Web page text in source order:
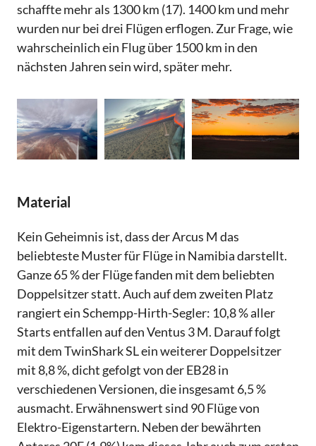
schaffte mehr als 1300 km (17). 1400 km und mehr
wurden nur bei drei Flügen erflogen. Zur Frage, wie
wahrscheinlich ein Flug über 1500 km in den
nächsten Jahren sein wird, später mehr.
Material
Kein Geheimnis ist, dass der Arcus M das
beliebteste Muster für Flüge in Namibia darstellt.
Ganze 65 % der Flüge fanden mit dem beliebten
Doppelsitzer statt. Auch auf dem zweiten Platz
rangiert ein Schempp-Hirth-Segler: 10,8 % aller
Starts entfallen auf den Ventus 3 M. Darauf folgt
mit dem TwinShark SL ein weiterer Doppelsitzer
mit 8,8 %, dicht gefolgt von der EB28 in
verschiedenen Versionen, die insgesamt 6,5 %
ausmacht. Erwähnenswert sind 90 Flüge von
Elektro-Eigenstartern. Neben der bewährten